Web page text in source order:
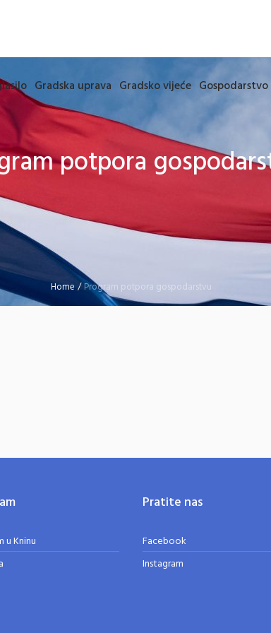
Gradska uprava Gradsko vijeće Gospodarstvo
potpora
Home /Program potpora gospodarstvu
u Kninu
Pratite nas
Facebook
Instagram